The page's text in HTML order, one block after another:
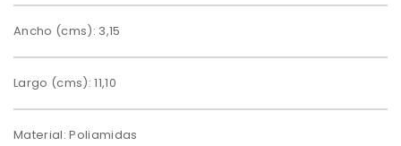
Ancho (cms): 3,15
Largo (cms): 11,10
Material: Poliamidas